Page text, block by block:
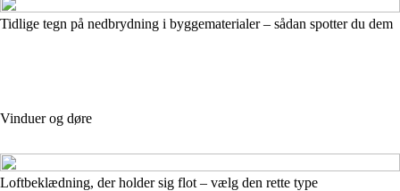
Tidlige tegn på nedbrydning i byggematerialer – sådan spotter du dem
Vinduer og døre
Loftbeklædning, der holder sig flot – vælg den rette type